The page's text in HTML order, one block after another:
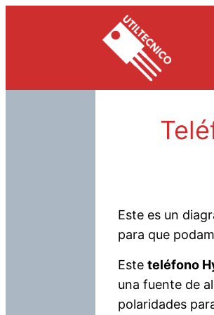
Este es un
para que
Este teléfono
una fuente de
polaridades